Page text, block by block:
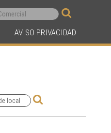
AVISO PRIVACIDAD